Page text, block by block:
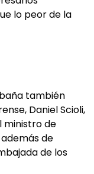
lo peor de la
también
Daniel Scioli,
ministro de
de
de los